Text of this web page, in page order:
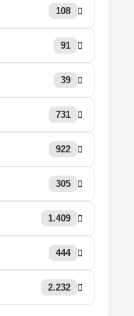
108
91
39
731
922
305
1.409
444
2.232